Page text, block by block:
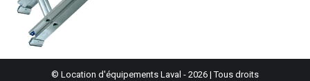
© Location d'équipements Laval - 2026 | Tous droits